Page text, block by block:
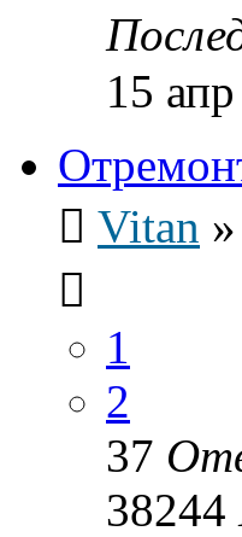
15
Vitan »
1
2
37
38244